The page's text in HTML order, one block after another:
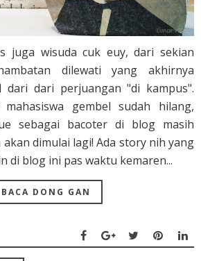
juga wisuda cuk euy, dari sekian
dilewati yang akhirnya
dari dari perjuangan "di kampus".
gembel sudah hilang,
sebagai bacoter di blog masih
dimulai lagi! Ada story nih yang
di blog ini pas waktu kemaren...
BACA DONG GAN